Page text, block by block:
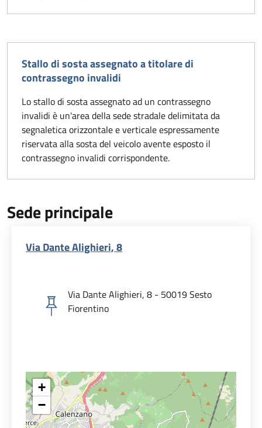
Stallo di sosta assegnato a titolare di
contrassegno invalidi
Lo stallo di sosta assegnato ad un contrassegno
invalidi è un'area della sede stradale delimitata da
segnaletica orizzontale e verticale espressamente
riservata alla sosta del veicolo avente esposto il
contrassegno invalidi corrispondente.
Sede principale
Via Dante Alighieri, 8
Via Dante Alighieri, 8 - 50019 Sesto
Fiorentino
+
−